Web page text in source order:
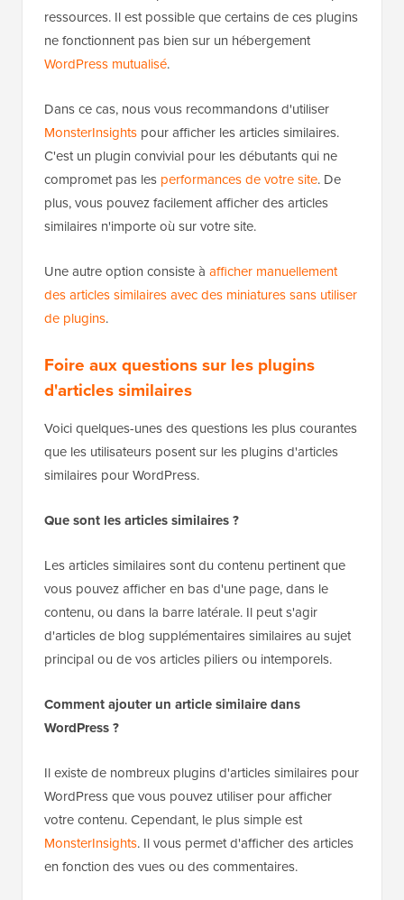
ressources. Il est possible que certains de ces plugins
ne fonctionnent pas bien sur un hébergement
WordPress mutualisé.
Dans ce cas, nous vous recommandons d'utiliser
MonsterInsights pour afficher les articles similaires.
C'est un plugin convivial pour les débutants qui ne
compromet pas les performances de votre site. De
plus, vous pouvez facilement afficher des articles
similaires n'importe où sur votre site.
Une autre option consiste à afficher manuellement
des articles similaires avec des miniatures sans utiliser
de plugins.
Foire aux questions sur les plugins
d'articles similaires
Voici quelques-unes des questions les plus courantes
que les utilisateurs posent sur les plugins d'articles
similaires pour WordPress.
Que sont les articles similaires ?
Les articles similaires sont du contenu pertinent que
vous pouvez afficher en bas d'une page, dans le
contenu, ou dans la barre latérale. Il peut s'agir
d'articles de blog supplémentaires similaires au sujet
principal ou de vos articles piliers ou intemporels.
Comment ajouter un article similaire dans
WordPress ?
Il existe de nombreux plugins d'articles similaires pour
WordPress que vous pouvez utiliser pour afficher
votre contenu. Cependant, le plus simple est
MonsterInsights. Il vous permet d'afficher des articles
en fonction des vues ou des commentaires.